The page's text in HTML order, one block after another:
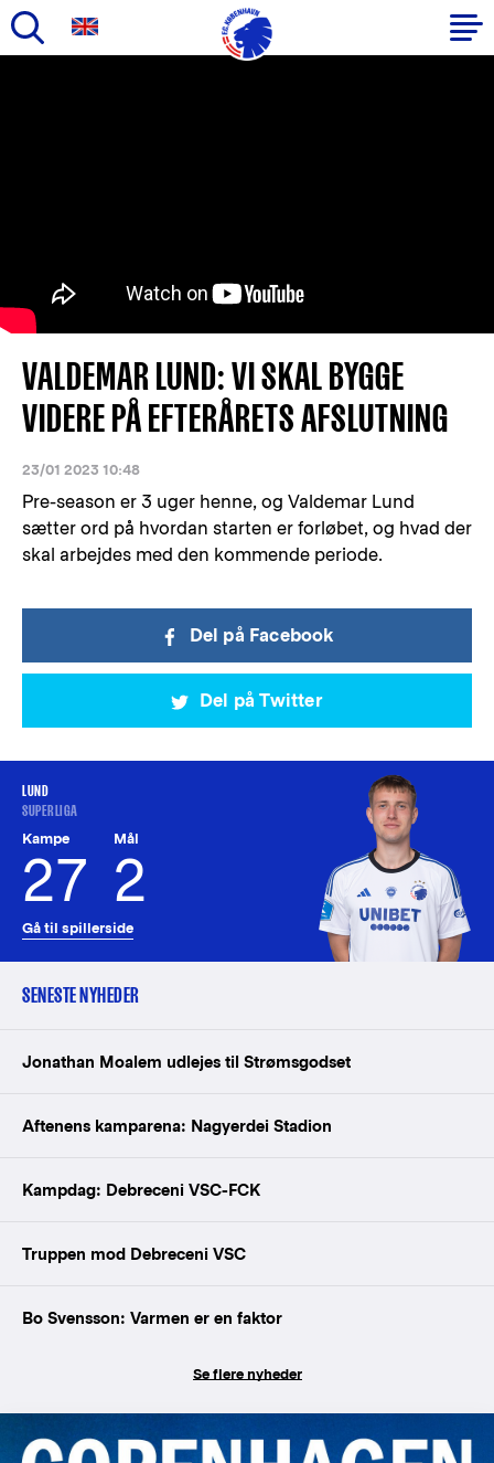
VALDEMAR LUND: VI SKAL BYGGE
VIDERE PÅ EFTERÅRETS AFSLUTNING
23/01 2023 10:48
Pre-season er 3 uger henne, og Valdemar Lund
sætter ord på hvordan starten er forløbet, og hvad der
skal arbejdes med den kommende periode.
Del på Facebook
Del på Twitter
LUND
SUPERLIGA
Kampe
27
Mål
2
Gå til spillerside
SENESTE NYHEDER
Jonathan Moalem udlejes til Strømsgodset
Aftenens kamparena: Nagyerdei Stadion
Kampdag: Debreceni VSC-FCK
Truppen mod Debreceni VSC
Bo Svensson: Varmen er en faktor
Se flere nyheder